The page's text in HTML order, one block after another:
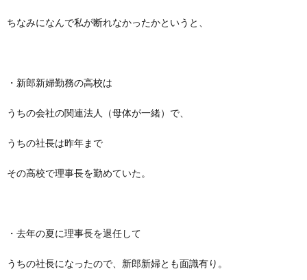
ちなみになんで私が断れなかったかというと、
・新郎新婦勤務の高校は
うちの会社の関連法人（母体が一緒）で、
うちの社長は昨年まで
その高校で理事長を勤めていた。
・去年の夏に理事長を退任して
うちの社長になったので、新郎新婦とも面識有り。